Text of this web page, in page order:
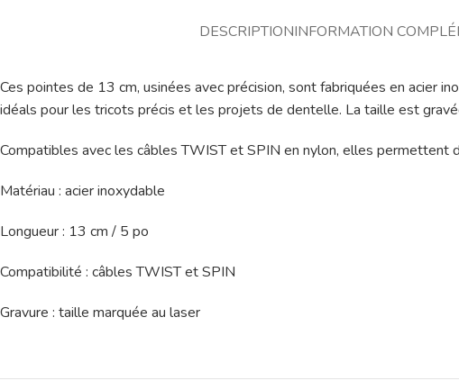
DESCRIPTIONINFORMATION
Ces pointes de 13 cm, usinées avec précision, sont fabriquées en acier
idéals pour les tricots précis et les projets de dentelle. La taille est
Compatibles avec les câbles TWIST et SPIN en nylon, elles
Matériau : acier inoxydable
Longueur : 13 cm / 5 po
Compatibilité : câbles TWIST et SPIN
Gravure : taille marquée au laser